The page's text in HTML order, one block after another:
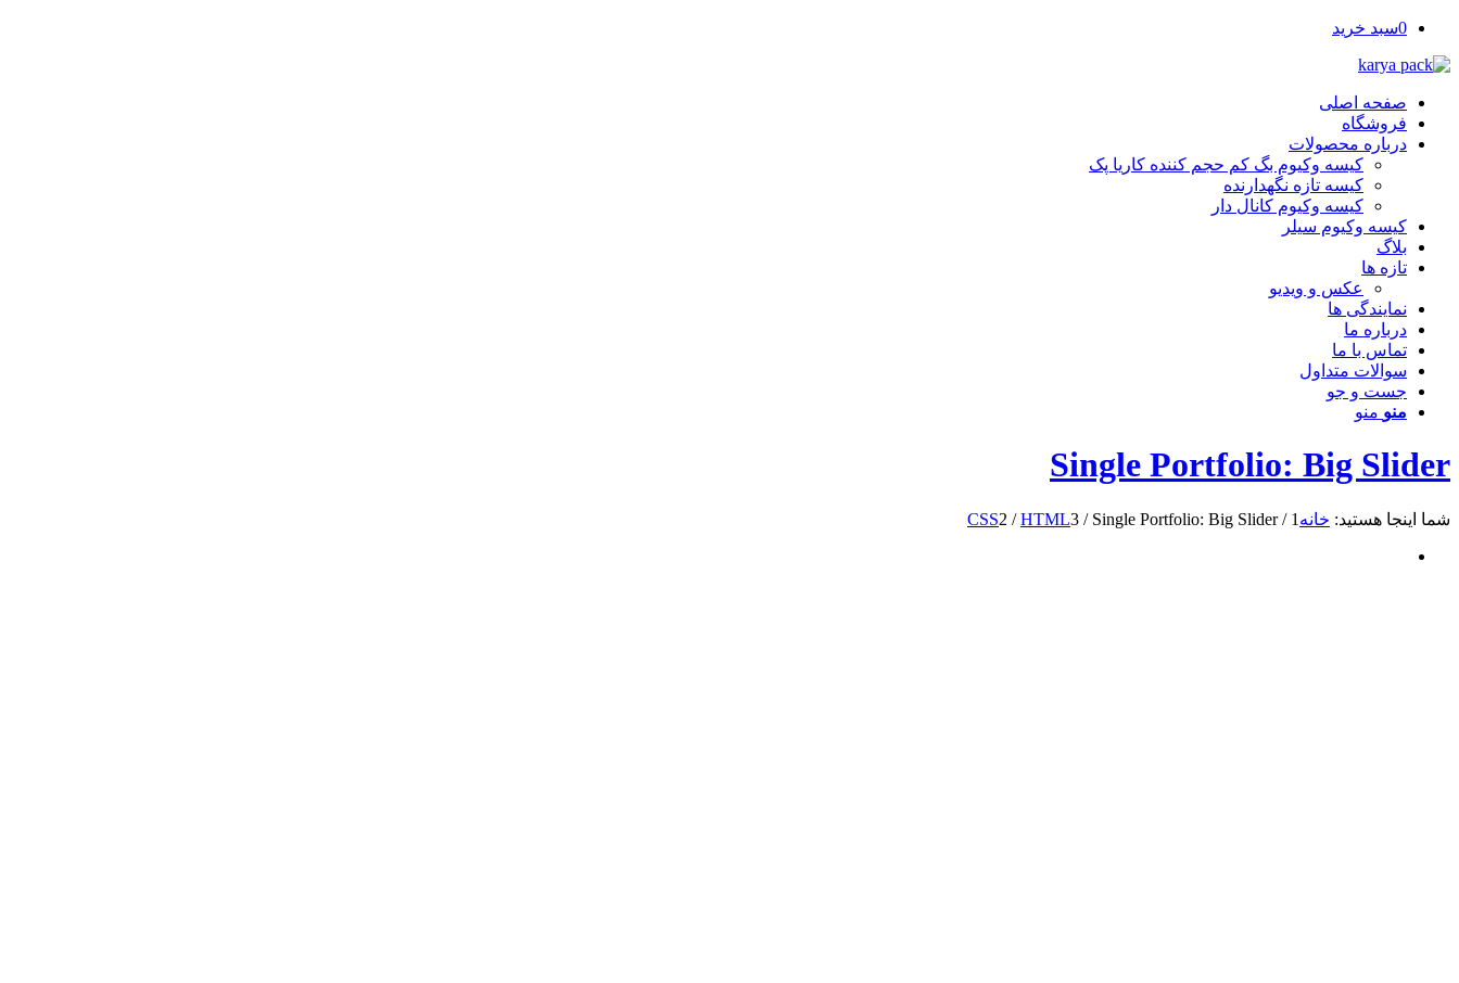
0سبد خرید
صفحه اصلی
فروشگاه
درباره محصولات
کیسه وکیوم بگ کم حجم کننده کاریا پک
کیسه تازه نگهدارنده
کیسه وکیوم کانال دار
کیسه وکیوم سیلر
بلاگ
تازه ها
عکس و ویدیو
نمایندگی ها
درباره ما
تماس با ما
سوالات متداول
جست و جو
منو منو
Single Portfolio: Big Slider
شما اینجا هستید: خانه 1
/
CSS2 / HTML3 / Single Portfolio: Big Slider